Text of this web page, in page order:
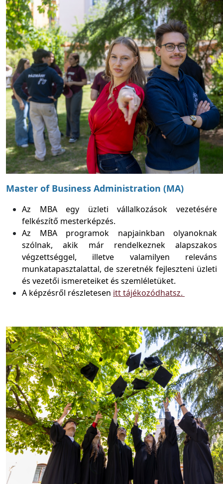
Master of Business Administration (MA)
Az MBA egy üzleti vállalkozások vezetésére
felkészítő mesterképzés.
Az MBA programok napjainkban olyanoknak
szólnak, akik már rendelkeznek alapszakos
végzettséggel, illetve valamilyen releváns
munkatapasztalattal, de szeretnék fejleszteni üzleti
és vezetői ismereteiket és szemléletüket.
A képzésről részletesen itt tájékozódhatsz.